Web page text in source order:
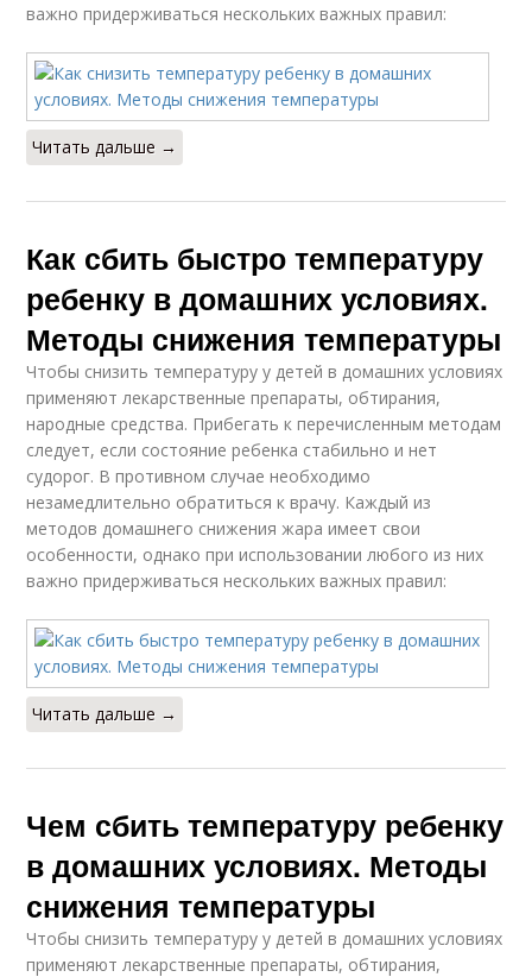
важно придерживаться нескольких важных правил:
Читать дальше →
Как сбить быстро температуру
ребенку в домашних условиях.
Методы снижения температуры
Чтобы снизить температуру у детей в домашних условиях
применяют лекарственные препараты, обтирания,
народные средства. Прибегать к перечисленным методам
следует, если состояние ребенка стабильно и нет
судорог. В противном случае необходимо
незамедлительно обратиться к врачу. Каждый из
методов домашнего снижения жара имеет свои
особенности, однако при использовании любого из них
важно придерживаться нескольких важных правил:
Читать дальше →
Чем сбить температуру ребенку
в домашних условиях. Методы
снижения температуры
Чтобы снизить температуру у детей в домашних условиях
применяют лекарственные препараты, обтирания,